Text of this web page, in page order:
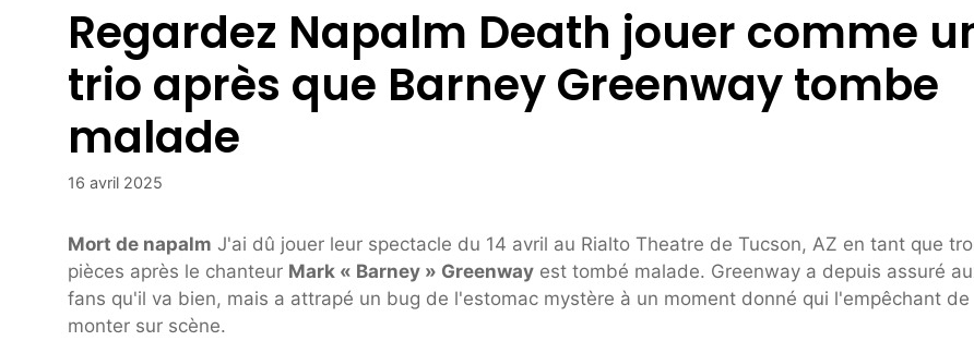
Regardez Napalm Death jouer comme
trio après que Barney Greenway tombe
malade
16 avril 2025
Mort de napalm J'ai dû jouer leur spectacle du 14 avril au Rialto Theatre de Tucson, AZ en tant que
pièces après le chanteur Mark « Barney » Greenway est tombé malade. Greenway a depuis assuré
fans qu'il va bien, mais a attrapé un bug de l'estomac mystère à un moment donné qui l'empêchant de
monter sur scène.